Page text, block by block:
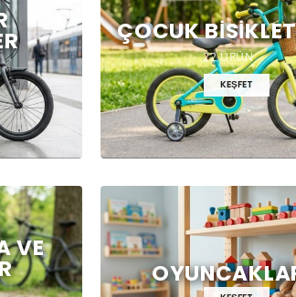
ÇOCUK
22 ÜRÜN
KEŞFET
VE